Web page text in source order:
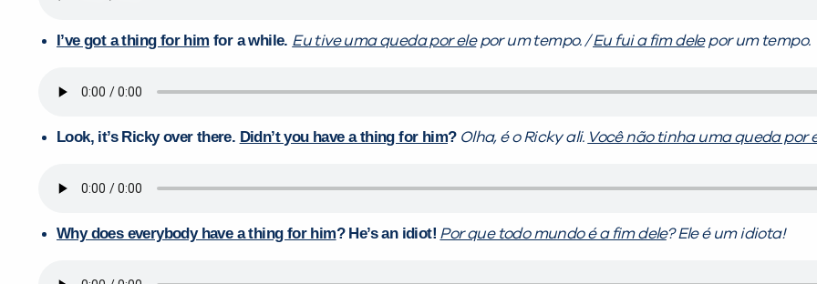
I’ve got a thing for him for a while. Eu tive uma queda por elepor um tempo. /Eu fui a fim delepor um tempo.
Look, it’s Ricky over there. Didn’t you have a thing for him? Olha, é o Ricky ali. Você não tinha uma queda por
Why does everybody have a thing for him? He’s an idiot! Por que todo mundo é a fim dele? Ele é um idiota!